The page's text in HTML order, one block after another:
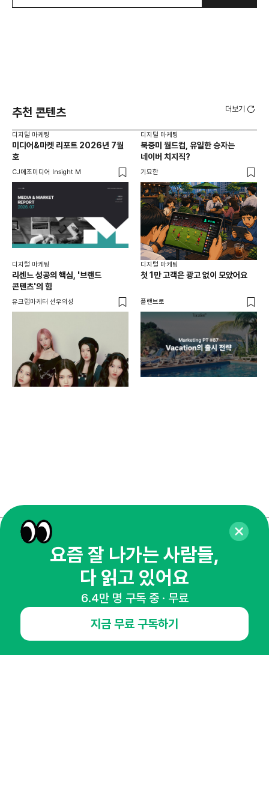
추천 콘텐츠 더보기
디지털 마케팅
미디어&마켓 리포트 2026년 7월
호
CJ메조미디어 Insight M
디지털 마케팅
북중미 월드컵, 유일한 승자는
네이버 치지직?
기묘한
디지털 마케팅
리센느 성공의 핵심, '브랜드
콘텐츠'의 힘
유크랩마케터 선우의성
디지털 마케팅
첫 1만 고객은 광고 없이 모았어요
플랜브로
매주 화요일 아침,
마케팅 감각을 깨워 드릴게요!
65,043명의 마케터를 성장시키는 뉴스레터
요즘 잘 나가는 사람들,
다 읽고 있어요
6.4만 명 구독 중 · 무료
지금 무료 구독하기